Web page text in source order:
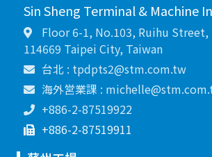
Sin Sheng Terminal & Machine
Floor 6-1, No.103, Ruihu
114669 Taipei City, Taiwan
台北 : tpdpts2@stm.com.tw
海外営業課 :
+886-2-87519922
+886-2-87519911